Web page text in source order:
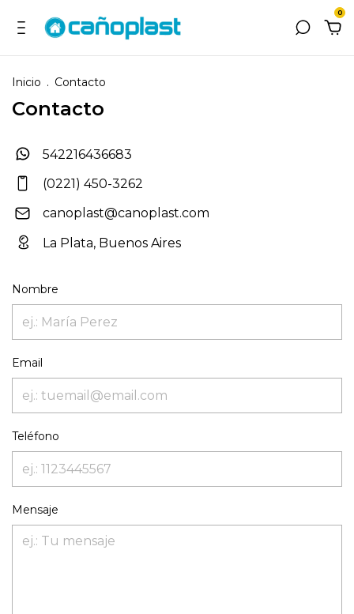
0
Inicio . Contacto
Contacto
542216436683
(0221) 450-3262
canoplast@canoplast.com
La Plata, Buenos Aires
Nombre
Email
Teléfono
Mensaje